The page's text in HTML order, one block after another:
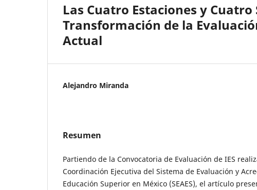
Las Cuatro Estaciones y
Transformación de la
Actual
Alejandro Miranda
Resumen
Partiendo de la Convocatoria de Evaluación de IES
Coordinación Ejecutiva del Sistema de Evaluación y
Educación Superior en México (SEAES), el artículo